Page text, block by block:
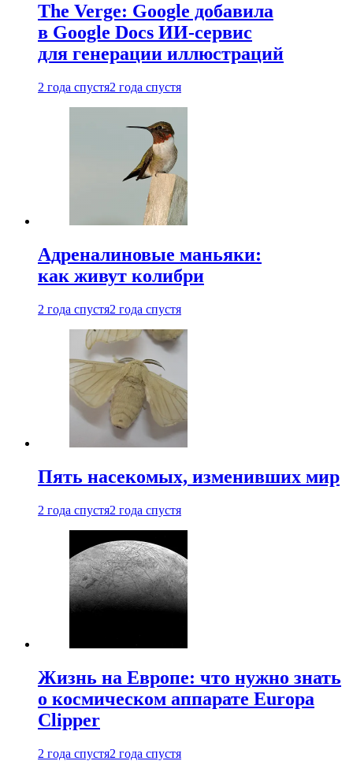
The Verge: Google добавила
в Google Docs ИИ-сервис
для генерации иллюстраций
2 года спустя2 года спустя
Адреналиновые маньяки:
как живут колибри
2 года спустя2 года спустя
Пять насекомых, изменивших мир
2 года спустя2 года спустя
Жизнь на Европе: что нужно знать
о космическом аппарате Europa
Clipper
2 года спустя2 года спустя